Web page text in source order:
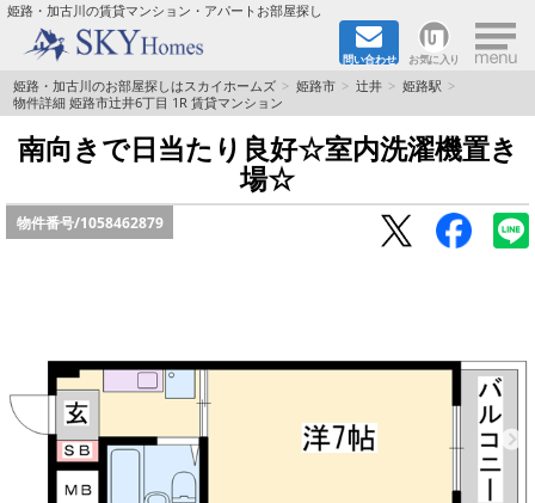
姫路・加古川の賃貸マンション・アパートお部屋探し
問い合わせ お気に入り ×
TOPページ
都市ガス·オール電化
☆新築物件☆
☆ネット無料☆
路線·駅から探す
地域から探す
姫路・加古川のお部屋探しはスカイホームズ 姫路市 辻井
姫路駅
物件詳細 姫路市辻井6丁目 1R 賃貸マンション
南向きで日当たり良好☆室内洗濯機置き
場☆
物件番号/1058462879